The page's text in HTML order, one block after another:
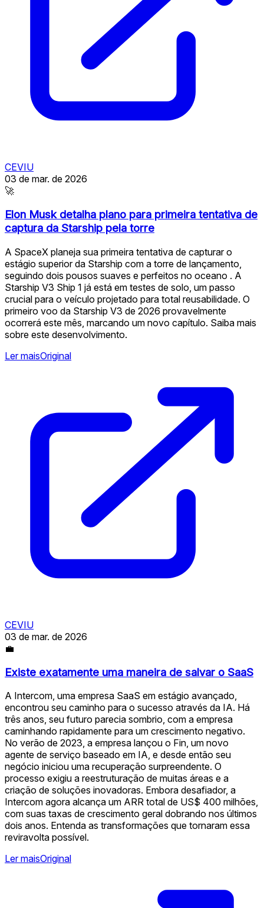
CEVIU
03 de mar. de 2026
🚀
Elon Musk detalha plano para primeira tentativa de
captura da Starship pela torre
A SpaceX planeja sua primeira tentativa de capturar o
estágio superior da Starship com a torre de lançamento,
seguindo dois pousos suaves e perfeitos no oceano . A
Starship V3 Ship 1 já está em testes de solo, um passo
crucial para o veículo projetado para total reusabilidade. O
primeiro voo da Starship V3 de 2026 provavelmente
ocorrerá este mês, marcando um novo capítulo. Saiba mais
sobre este desenvolvimento.
Ler maisOriginal
CEVIU
03 de mar. de 2026
💼
Existe exatamente uma maneira de salvar o SaaS
A Intercom, uma empresa SaaS em estágio avançado,
encontrou seu caminho para o sucesso através da IA. Há
três anos, seu futuro parecia sombrio, com a empresa
caminhando rapidamente para um crescimento negativo.
No verão de 2023, a empresa lançou o Fin, um novo
agente de serviço baseado em IA, e desde então seu
negócio iniciou uma recuperação surpreendente. O
processo exigiu a reestruturação de muitas áreas e a
criação de soluções inovadoras. Embora desafiador, a
Intercom agora alcança um ARR total de US$ 400 milhões,
com suas taxas de crescimento geral dobrando nos últimos
dois anos. Entenda as transformações que tornaram essa
reviravolta possível.
Ler maisOriginal